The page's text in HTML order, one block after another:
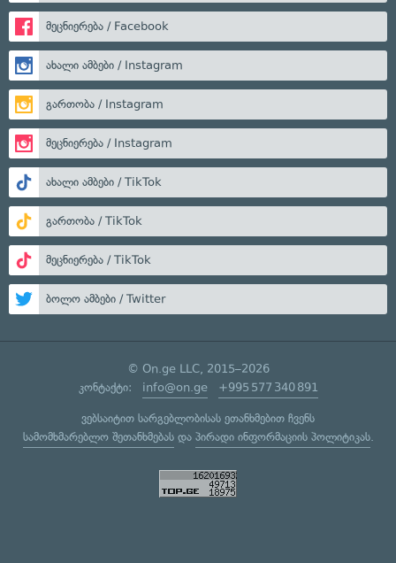
მეცნიერება / Facebook
ახალი ამბები / Instagram
გართობა / Instagram
მეცნიერება / Instagram
ახალი ამბები / TikTok
გართობა / TikTok
მეცნიერება / TikTok
ბოლო ამბები / Twitter
© On.ge LLC, 2015–2026
კონტაქტი: info@on.ge +995 577 340 891
ვებსაიტით სარგებლობისას ეთანხმებით ჩვენს
სამომხმარებლო შეთანხმებასდა პირადი ინფორმაციის პოლიტიკას.